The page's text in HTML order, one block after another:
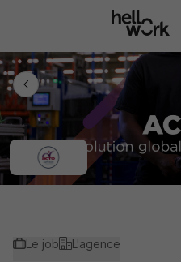
Le job L'agence